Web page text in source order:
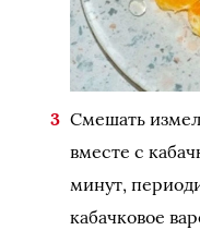
Смешать
вместе с
минут,
кабачковое